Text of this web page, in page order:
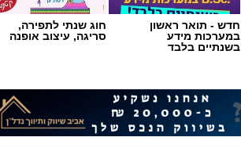
חדש - תואר ראשון
במערכות מידע
בשנתיים בלבד
חוג שנתי לתפירה,
סריגה, עיצוב אופנה